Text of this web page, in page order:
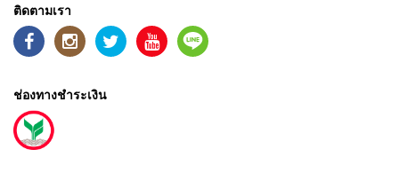
ติดตามเรา
ช่องทางชำระเงิน